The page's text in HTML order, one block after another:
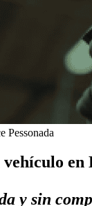
Pessonada
en
y sin